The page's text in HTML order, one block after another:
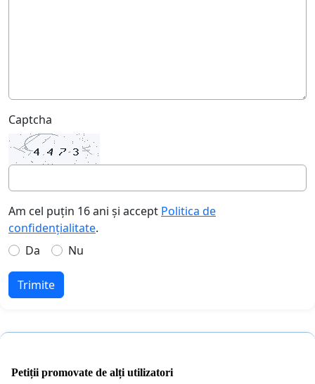
Captcha
Am cel puțin 16 ani și accept Politica de
confidențialitate.
Da
Nu
Trimite
Petiții promovate de alți utilizatori